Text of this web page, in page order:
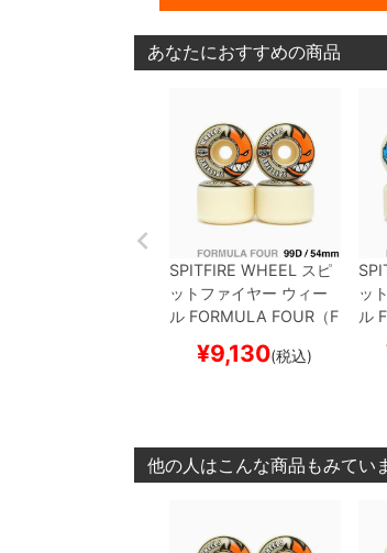
あなたにおすすめの商品
SPITFIRE WHEEL
スピ
ットファイヤー ウィー
ル FORMULA FOUR（F
54mm
¥9,130(税込)
ッ
ル
他の人はこんな商品もみてい